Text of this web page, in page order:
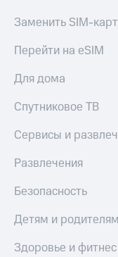
Заменить SIM-
Перейти на eSIM
Для дома
Спутниковое ТВ
Сервисы и
Развлечения
Безопасность
Детям и родителям
Здоровье и фитнес